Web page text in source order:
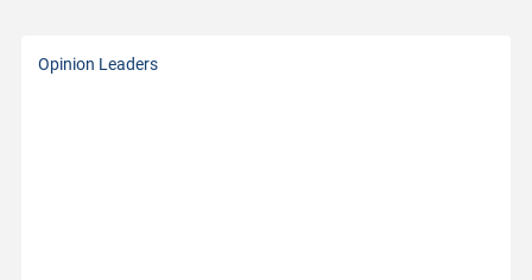
Opinion Leaders